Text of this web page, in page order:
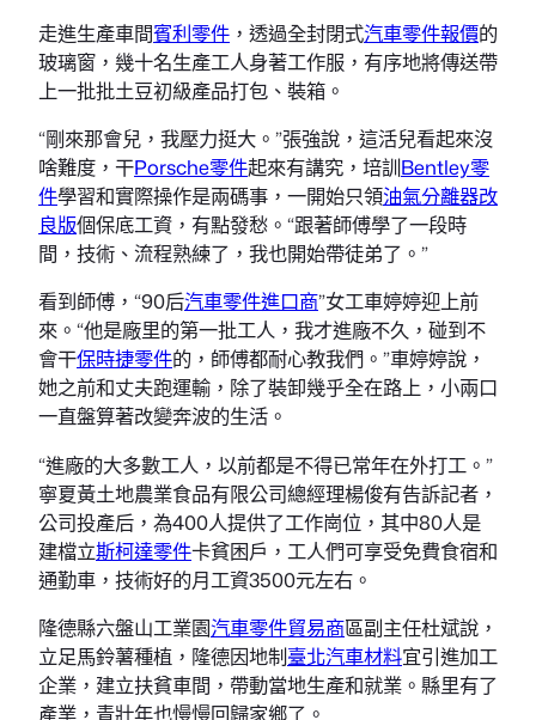
走進生產車間賓利零件 ，透過全封閉式汽車零件報價的
玻璃窗，幾十名生產工人身著工作服，有序地將傳送帶
上一批批土豆初級產品打包、裝箱。
“剛來那會兒，我壓力挺大。”張強說，這活兒看起來沒
啥難度，干Porsche零件起來有講究，培訓Bentley零
件學習和實際操作是兩碼事，一開始只領油氣分離器改
良版個保底工資，有點發愁。“跟著師傅學了一段時
間，技術、流程熟練了，我也開始帶徒弟了。”
看到師傅，“90后汽車零件進口商”女工車婷婷迎上前
來。“他是廠里的第一批工人，我才進廠不久，碰到不
會干保時捷零件的，師傅都耐心教我們。”車婷婷說，
她之前和丈夫跑運輸，除了裝卸幾乎全在路上，小兩口
一直盤算著改變奔波的生活。
“進廠的大多數工人，以前都是不得已常年在外打工。”
寧夏黃土地農業食品有限公司總經理楊俊有告訴記者，
公司投產后，為400人提供了工作崗位，其中80人是
建檔立斯柯達零件卡貧困戶，工人們可享受免費食宿和
通勤車，技術好的月工資3500元左右。
隆德縣六盤山工業園汽車零件貿易商區副主任杜斌說，
立足馬鈴薯種植，隆德因地制臺北汽車材料宜引進加工
企業，建立扶貧車間，帶動當地生產和就業。縣里有了
產業，青壯年也慢慢回歸家鄉了。